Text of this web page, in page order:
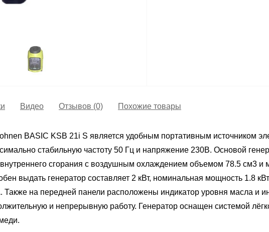
Видео Отзывов (0) Похожие товары
BASIC KSB 21i S является удобным портативным источником
стабильную частоту 50 Гц и напряжение 230В. Основой
сгорания с воздушным охлаждением объемом 78.5 см3
выдать генератор составляет 2 кВт, номинальная мощность 1.8
на передней панели расположены индикатор уровня масла и
и непрерывную работу. Генератор оснащен системой